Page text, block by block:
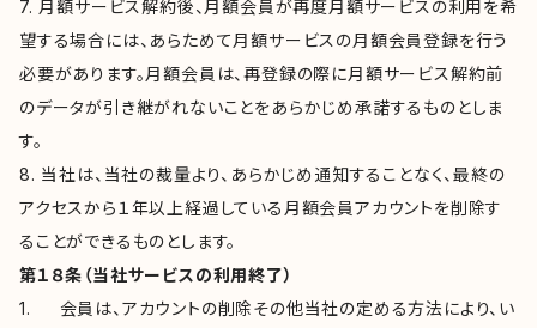
7. 月額サービス解約後、月額会員が再度月額サービスの利用を希
望する場合には、あらためて月額サービスの月額会員登録を行う
必要があります。月額会員は、再登録の際に月額サービス解約前
のデータが引き継がれないことをあらかじめ承諾するものとしま
す。
8. 当社は、当社の裁量より、あらかじめ通知することなく、最終の
アクセスから１年以上経過している月額会員アカウントを削除す
ることができるものとします。
第１８条（当社サービスの利用終了）
1. 会員は、アカウントの削除その他当社の定める方法により、い